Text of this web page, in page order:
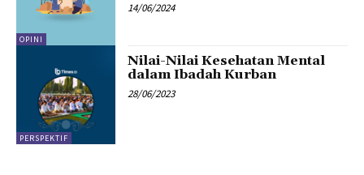
OPINI
14/06/2024
PERSPEKTIF
Nilai-Nilai Kesehatan Mental
dalam Ibadah Kurban
28/06/2023